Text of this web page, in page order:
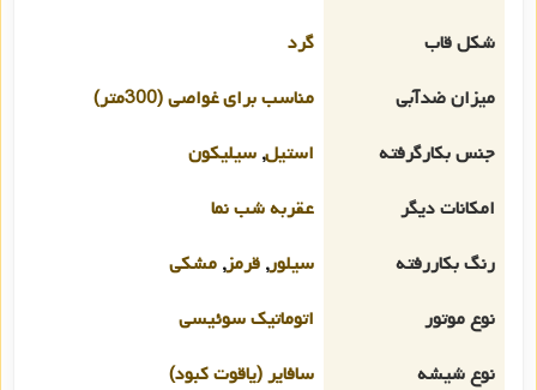
شکل قاب
گرد
میزان ضدآبی
مناسب برای غواصی (300متر)
جنس بکارگرفته
استیل, سیلیکون
امکانات دیگر
عقربه شب نما
رنگ بکاررفته
سیلور, قرمز, مشکی
نوع موتور
اتوماتیک سوئیسی
نوع شیشه
سافایر (یاقوت کبود)